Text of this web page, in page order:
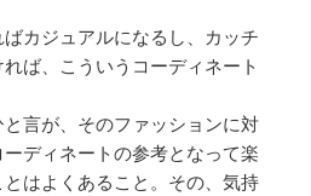
ばカジュアルになるし、カッチ
ば、こういうコーディネート
言が、そのファッションに対
ディネートの参考となって楽
はよくあること。その、気持